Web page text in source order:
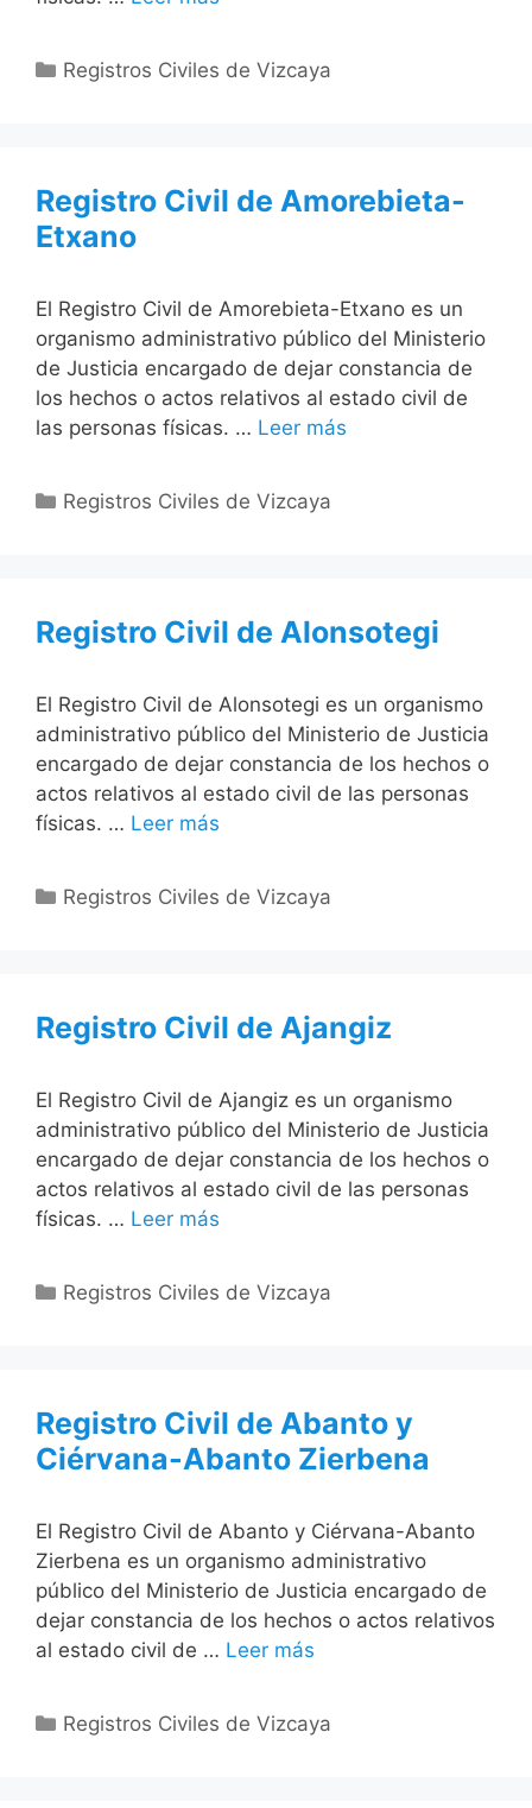
Categorías
Registros Civiles de Vizcaya
Registro Civil de Amorebieta-
Etxano
El Registro Civil de Amorebieta-Etxano es un
organismo administrativo público del Ministerio
de Justicia encargado de dejar constancia de
los hechos o actos relativos al estado civil de
las personas físicas. … Leer más
Categorías
Registros Civiles de Vizcaya
Registro Civil de Alonsotegi
El Registro Civil de Alonsotegi es un organismo
administrativo público del Ministerio de Justicia
encargado de dejar constancia de los hechos o
actos relativos al estado civil de las personas
físicas. … Leer más
Categorías
Registros Civiles de Vizcaya
Registro Civil de Ajangiz
El Registro Civil de Ajangiz es un organismo
administrativo público del Ministerio de Justicia
encargado de dejar constancia de los hechos o
actos relativos al estado civil de las personas
físicas. … Leer más
Categorías
Registros Civiles de Vizcaya
Registro Civil de Abanto y
Ciérvana-Abanto Zierbena
El Registro Civil de Abanto y Ciérvana-Abanto
Zierbena es un organismo administrativo
público del Ministerio de Justicia encargado de
dejar constancia de los hechos o actos relativos
al estado civil de … Leer más
Categorías
Registros Civiles de Vizcaya